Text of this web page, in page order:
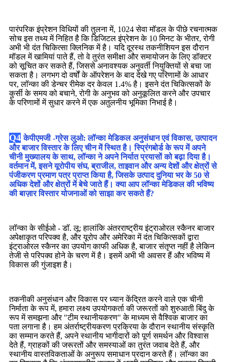
पारंपरिक इंप्रेशन विधियों की तुलना में, 1024 सेवा मॉडल के पीछे रचनात्मक
सोच इस तथ्य में निहित है कि डिजिटल इंप्रेशन के 10 मिनट के भीतर, रोगी
अभी भी दंत चिकित्सा क्लिनिक में है। यदि दूरस्थ तकनीशियन इस दौरान
मॉडल में खामियां पाते हैं, तो वे तुरंत समीक्षा और समायोजन के लिए डॉक्टर
को सूचित कर सकते हैं, जिससे अनावश्यक अनुवर्ती नियुक्तियों से बचा जा
सकता है। लगभग दो वर्षों के ऑपरेशन के बाद देखे गए परिणामों के आधार
पर, लॉन्का की डेन्चर रीमेक दर केवल 1.4% है। इसने दंत चिकित्सकों के
कुर्सी के समय को बचाने, रोगी के अनुभव को अनुकूलित करने और उपचार
के परिणामों में सुधार करने में एक अतुलनीय भूमिका निभाई है।
Q4 केपीएमजी -ग्रेस लुओ: लॉन्का मेडिकल अनुसंधान एवं विकास, उत्पादन
और बाजार विस्तार के लिए चीन में स्थित है। स्प्रिंगबोर्ड के रूप में अपने
चीनी मुख्यालय के साथ, लॉन्का ने अपने निर्यात प्रयासों को बढ़ा दिया है।
वर्तमान में, इसने यूरोपीय संघ, ब्राजील, ताइवान और अन्य देशों और क्षेत्रों से
पंजीकरण प्रमाण पत्र प्राप्त किया है, जिसके उत्पाद दुनिया भर के 50 से
अधिक देशों और क्षेत्रों में बेचे जाते हैं। क्या आप लॉन्का मेडिकल की भविष्य
की बाज़ार विस्तार योजनाओं को साझा कर सकते हैं?
लॉन्का के सीईओ - डॉ. लू: हालांकि अंतरराष्ट्रीय इंट्राओरल स्कैनर बाजार
अपेक्षाकृत परिपक्व है, और यूरोप और अमेरिका में दंत चिकित्सकों द्वारा
इंट्राओरल स्कैनर का उपयोग काफी अधिक है, बाजार संतृप्त नहीं है लेकिन
तेजी से परिपक्व होने के चरण में है। इसमें अभी भी अवसर हैं और भविष्य में
विकास की गुंजाइश है।
तकनीकी अनुसंधान और विकास पर ध्यान केंद्रित करने वाले एक चीनी
निर्माता के रूप में, हमारा लक्ष्य उपयोगकर्ता की जरूरतों को शुरुआती बिंदु के
रूप में समझना और "टीम स्थानीयकरण" के माध्यम से वैश्विक बाजार का
पता लगाना है। हम अंतर्राष्ट्रीयकरण प्रक्रिया के दौरान स्थानीय संस्कृति
का सम्मान करते हैं, अपने स्थानीय भागीदारों को पूर्ण समर्थन और विश्वास
देते हैं, ग्राहकों की जरूरतों और समस्याओं का तुरंत जवाब देते हैं, और
स्थानीय वास्तविकताओं के अनुरूप समाधान प्रदान करते हैं। लॉन्का का